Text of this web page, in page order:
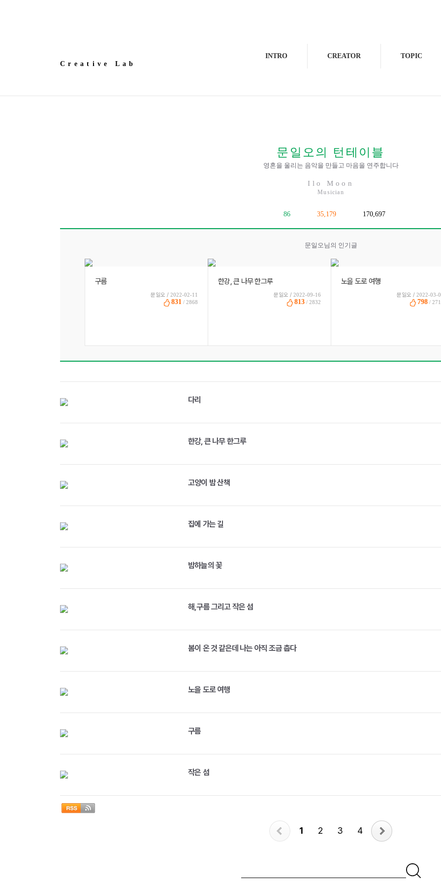
Creative Lab
INTRO CREATOR TOPIC
문일오의 턴테이블
영혼을 울리는 음악을 만들고 마음을 연주합니다
Ilo Moon
Musician
86 35,179 170,697
문일오님의 인기글
구름
문일오 / 2022-02-11
831 / 2868
한강, 큰 나무 한그루
문일오 / 2022-09-16
813 / 2832
노을 도로 여행
문일오 / 2022-03-
798 /
다리
한강, 큰 나무 한그루
고양이 밤 산책
집에 가는 길
밤하늘의 꽃
해,구름 그리고 작은 섬
봄이 온 것 같은데 나는 아직 조금 춥다
노을 도로 여행
구름
작은 섬
1 2 3 4